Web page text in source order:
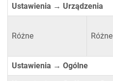
Ustawienia → Urządzenia
Różne Różne
Ustawienia → Ogólne